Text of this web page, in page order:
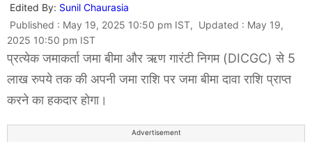
Edited By: Sunil Chaurasia
Published : May 19, 2025 10:50 pm IST, Updated : May 19,
2025 10:50 pm IST
प्रत्येक जमाकर्ता जमा बीमा और ऋण गारंटी निगम (DICGC) से 5
लाख रुपये तक की अपनी जमा राशि पर जमा बीमा दावा राशि प्राप्त
करने का हकदार होगा।
Advertisement